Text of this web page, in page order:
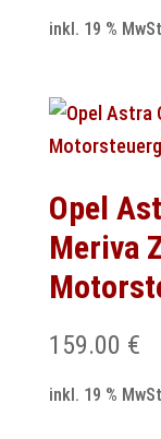
inkl. 19 %
Opel
Meriva
159.00 €
inkl. 19 %